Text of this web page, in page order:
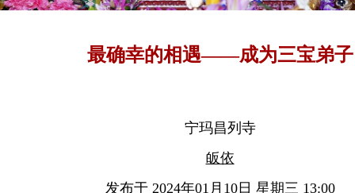
最确幸的相遇——成为三宝弟子
宁玛昌列寺
皈依
发布于 2024年01月10日 星期三 13:00